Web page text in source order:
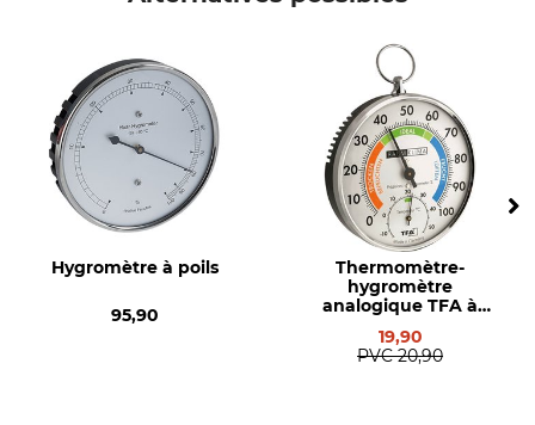
Hygromètre à poils
95,90
Thermomètre-
hygromètre
analogique TFA à
19,90
PVC 20,90